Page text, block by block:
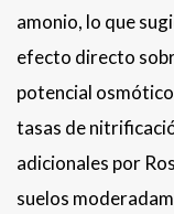
amonio, lo que
efecto directo
potencial osmótico
tasas de
adicionales por
suelos